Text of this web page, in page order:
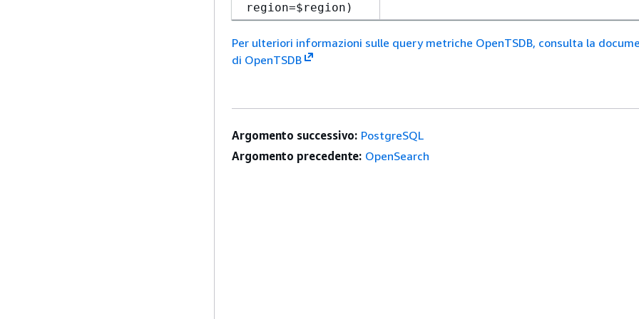
region=$region)
Per ulteriori informazioni sulle query metriche OpenTSDB, consulta la
di OpenTSDB
Argomento successivo: PostgreSQL
Argomento precedente: OpenSearch